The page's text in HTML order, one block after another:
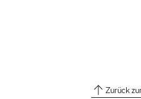
Zurück